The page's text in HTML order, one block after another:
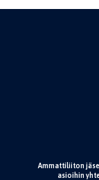
Ammattiliiton
asioihin